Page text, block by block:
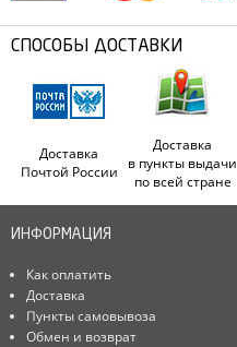
СПОСОБЫ ДОСТАВКИ
Доставка
Почтой России
Доставка
в пункты выдачи
по всей стране
ИНФОРМАЦИЯ
Как оплатить
Доставка
Пункты самовывоза
Обмен и возврат